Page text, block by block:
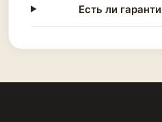
Есть ли